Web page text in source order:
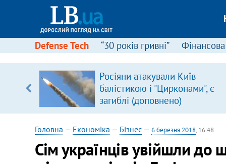
Defense Tech “30 років гривні”
Росіяни атакували Київ
балістикою і "Цирконами", є
загиблі (доповнено)
Головна — Економіка — Бізнес— 6 березня 2018, 16:48
Сім українців увійшли до